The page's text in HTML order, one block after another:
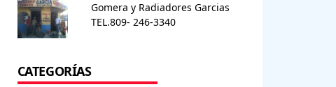
Gomera y Radiadores Garcias
TEL.809- 246-3340
CATEGORÍAS